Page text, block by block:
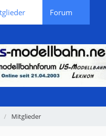
Forum
Mitglieder